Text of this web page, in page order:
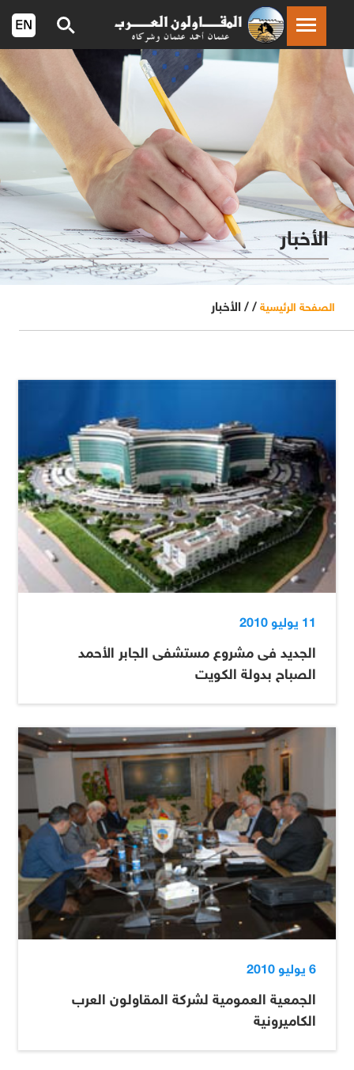
الأخبار
الصفحة الرئيسية / / الأخبار
11 يوليو 2010
الجديد فى مشروع مستشفى الجابر الأحمد
الصباح بدولة الكويت
6 يوليو 2010
الجمعية العمومية لشركة المقاولون العرب
الكاميرونية